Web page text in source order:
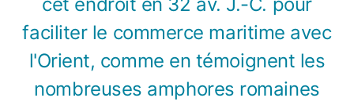
faciliter le commerce maritime avec
l'Orient, comme en témoignent les
nombreuses amphores romaines